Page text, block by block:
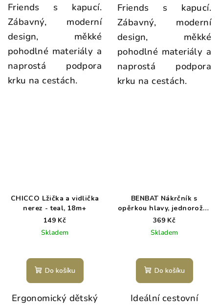
Friends s kapucí.
Zábavný, moderní
design, měkké
pohodlné materiály a
naprostá podpora
krku na cestách.
Friends s kapucí.
Zábavný, moderní
design, měkké
pohodlné materiály a
naprostá podpora
krku na cestách.
CHICCO Lžička a vidlička
nerez - teal, 18m+
149 Kč
Skladem
Do košíku
Ergonomický dětský
BENBAT Nákrčník s
opěrkou hlavy, jednorožec
1-4r
369 Kč
Skladem
Do košíku
Ideální cestovní